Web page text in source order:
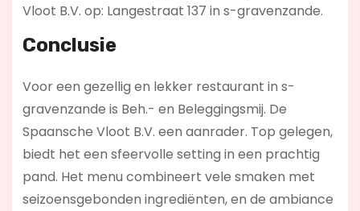
Vloot B.V. op: Langestraat 137 in s-gravenzande.
Conclusie
Voor een gezellig en lekker restaurant in s-
gravenzande is Beh.- en Beleggingsmij. De
Spaansche Vloot B.V. een aanrader. Top gelegen,
biedt het een sfeervolle setting in een prachtig
pand. Het menu combineert vele smaken met
seizoensgebonden ingrediënten, en de ambiance